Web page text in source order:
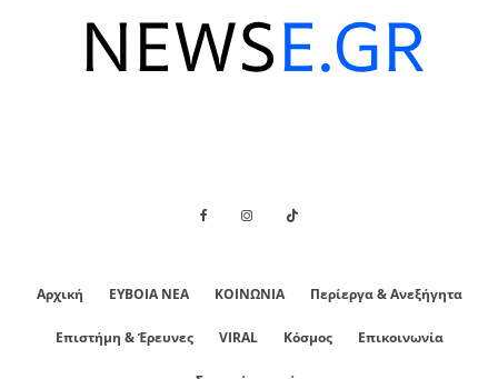
Αρχική ΕΥΒΟΙΑ ΝΕΑ ΚΟΙΝΩΝΙΑ Περίεργα & Ανεξήγητα
Επιστήμη & Έρευνες VIRAL Κόσμος Επικοινωνία